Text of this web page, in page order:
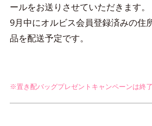
ールをお送りさせていただきます。
9月中にオルビス会員登録済みの住
品を配送予定です。
※置き配バッグプレゼントキャンペーンは終了